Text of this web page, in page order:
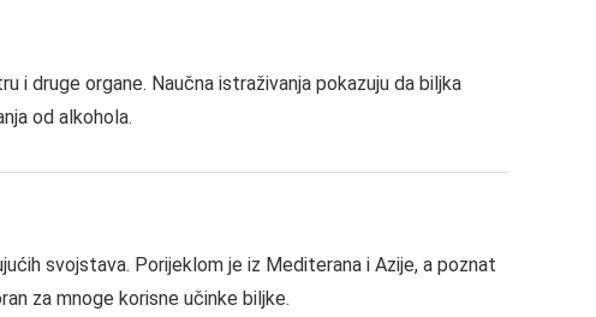
i druge organe. Naučna istraživanja pokazuju da biljka
od alkohola.
svojstava. Porijeklom je iz Mediterana i Azije, a poznat
za mnoge korisne učinke biljke.